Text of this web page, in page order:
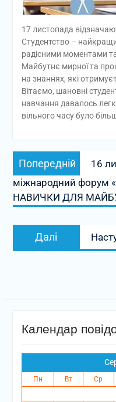
17 листопада
Студентство –
радісними моментами
Майбутнє мирної та
на знаннях, які
Вітаємо, шановні
навчання давалось
вільного часу було
Навігація
записів
Попередній
запис:
16
міжнародний
НАВИЧКИ ДЛЯ
Далі
запис:
Календар
Пн Вт Ср